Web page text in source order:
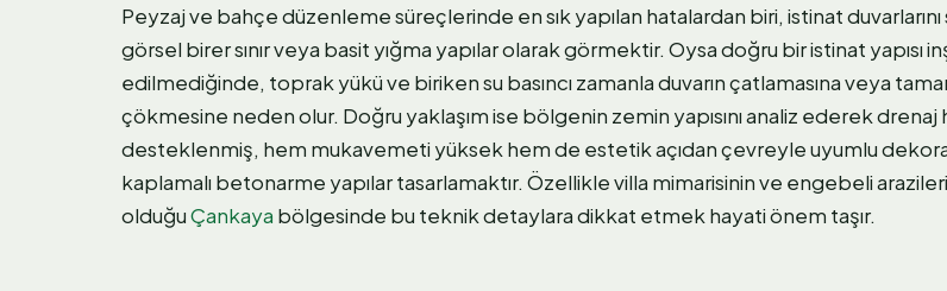
Peyzaj ve bahçe düzenleme süreçlerinde en sık yapılan hatalardan biri, istinat
görsel birer sınır veya basit yığma yapılar olarak görmektir. Oysa doğru bir istinat yapısı
edilmediğinde, toprak yükü ve biriken su basıncı zamanla duvarın çatlamasına veya
çökmesine neden olur. Doğru yaklaşım ise bölgenin zemin yapısını analiz ederek drenaj
desteklenmiş, hem mukavemeti yüksek hem de estetik açıdan çevreyle uyumlu
kaplamalı betonarme yapılar tasarlamaktır. Özellikle villa mimarisinin ve engebeli
olduğuÇankaya bölgesinde bu teknik detaylara dikkat etmek hayati önem taşır.